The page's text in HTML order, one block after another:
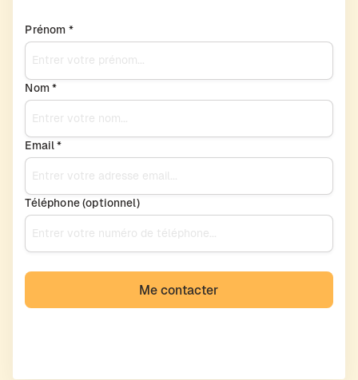
Prénom *
Nom *
Email *
Téléphone (optionnel)